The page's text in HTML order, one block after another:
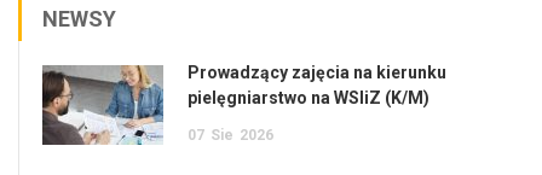
NEWSY
Prowadzący zajęcia na kierunku
pielęgniarstwo na WSIiZ (K/M)
07 Sie 2026